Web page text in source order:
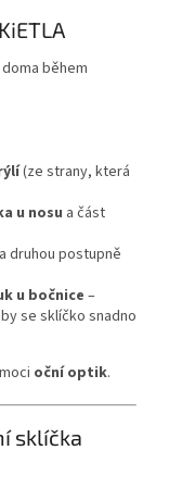
KiETLA
doma během
(ze strany, která
u nosu a část
a druhou postupně
u bočnice –
se sklíčko snadno
očníoptik.
sklíčka